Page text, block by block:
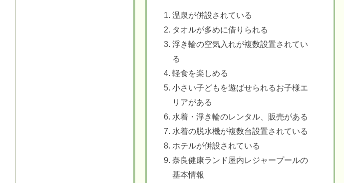
温泉が併設されている
タオルが多めに借りられる
浮き輪の空気入れが複数設置されてい
る
軽食を楽しめる
小さい子どもを遊ばせられるお子様エ
リアがある
水着・浮き輪のレンタル、販売がある
水着の脱水機が複数台設置されている
ホテルが併設されている
奈良健康ランド屋内レジャープールの
基本情報